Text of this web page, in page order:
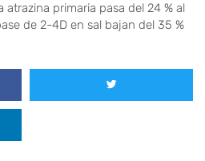
atrazina primaria pasa del 24 % al
de 2-4D en sal bajan del 35 %